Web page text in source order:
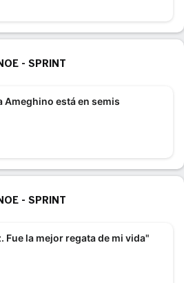
- SPRINT
Ameghino está en semis
- SPRINT
la mejor regata de mi vida"